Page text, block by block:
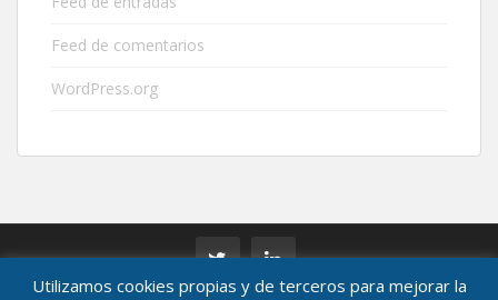
Feed de comentarios
WordPress.org
Utilizamos cookies propias y de terceros para mejorar la